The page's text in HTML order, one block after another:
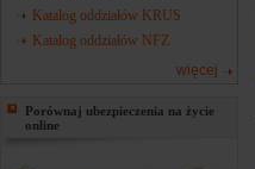
Katalog oddziałów KRUS
Katalog oddziałów NFZ
więcej
Porównaj ubezpieczenia na życie
online